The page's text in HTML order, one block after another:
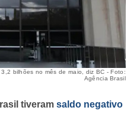
bilhões no mês de maio, diz BC - Foto:
Agência Brasil
tiveram saldo negativo